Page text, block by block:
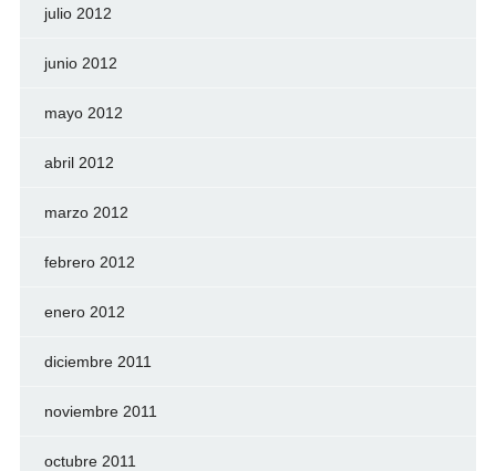
julio 2012
junio 2012
mayo 2012
abril 2012
marzo 2012
febrero 2012
enero 2012
diciembre 2011
noviembre 2011
octubre 2011